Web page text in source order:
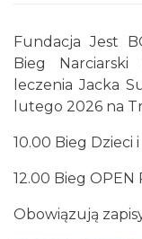
Jak czytać las
Istebna
Fundacja Jest
Bieg
leczenia Jacka
lutego 2026 na
10.00 Bieg Dzieci
12.00 Bieg OPEN
Obowiązują